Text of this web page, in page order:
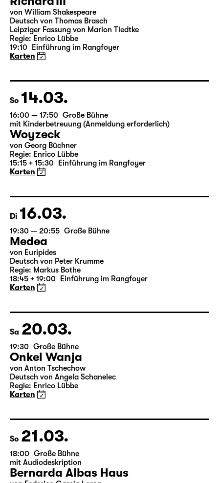
Sa 13.03.
19:30 — 22:40 Große Bühne
Richard III
von William Shakespeare
Deutsch von Thomas Brasch
19:10 Einführung im Rangfoyer
Karten
So 14.03.
16:00 — 17:50 Große Bühne
mit Kinderbetreuung (Anmeldung erforderlich)
Woyzeck
15:15 + 15:30 Einführung im Rangfoyer
Karten
Di 16.03.
19:30 — 20:55 Große Bühne
Medea
von Euripides
18:45 + 19:00 Einführung im Rangfoyer
Karten
Sa 20.03.
19:30 Große Bühne
Onkel Wanja
Regie: Enrico Lübbe
Karten
So 21.03.